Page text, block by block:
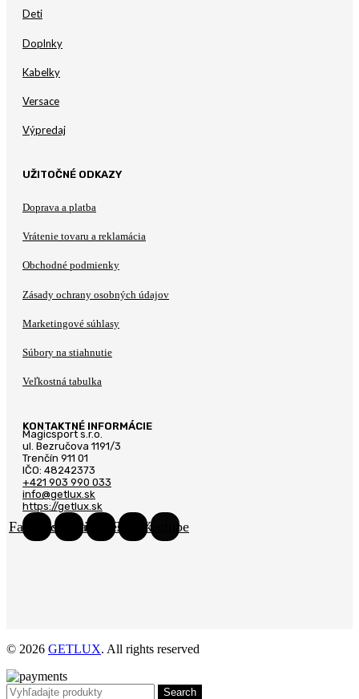
Deti
Doplnky
Kabelky
Versace
Výpredaj
UŽITOČNÉ ODKAZY
Doprava a platba
Vrátenie tovaru a reklamácia
Obchodné podmienky
Zásady ochrany osobných údajov
Marketingové súhlasy
Súbory na stiahnutie
Veľkostná tabulka
KONTAKTNÉ INFORMÁCIE
Magicsport s.r.o.
ul. Bezručova 1191/3
Trenčín 911 01
IČO: 48242373
+421 903 990 033
info@getlux.sk
https://getlux.sk
FacebookInstagramPinterestTiktokYoutube
© 2026 GETLUX. All rights reserved
Search